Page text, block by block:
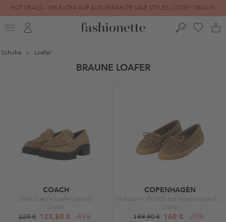
HOT DEALS: -10% EXTRA AUF AUSGEWÄHLTE SALE STYLES | CODE*: DEAL10
FINAL SALE | BIS ZU -80% REDUZIERT
Schuhe Loafer
BRAUNE LOAFER
COACH
Leah Suede Loafer peanut
Loafer
225 € 123,80 € -45%
COPENHAGEN
Loafer
199,90 € 160 € -20%